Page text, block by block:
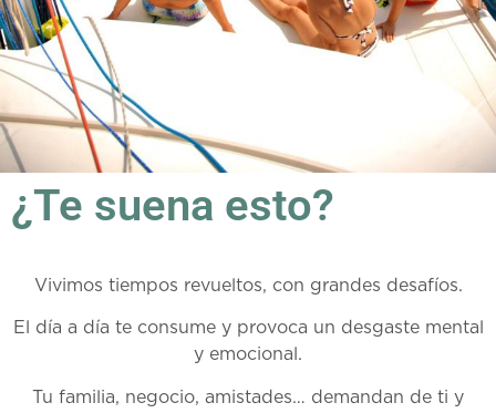
¿Te suena esto?
Vivimos tiempos revueltos, con grandes desafíos.
El día a día te consume y provoca un desgaste mental
y emocional.
Tu familia, negocio, amistades… demandan de ti y